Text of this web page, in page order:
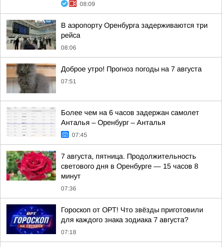
08:09
В аэропорту Оренбурга задерживаются три
рейса
08:06
Доброе утро! Прогноз погоды на 7 августа
07:51
Более чем на 6 часов задержан самолет
Анталья – Оренбург – Анталья
07:45
7 августа, пятница. Продолжительность
светового дня в Оренбурге — 15 часов 8
минут
07:36
Гороскоп от ОРТ! Что звёзды приготовили
для каждого знака зодиака 7 августа?
07:18